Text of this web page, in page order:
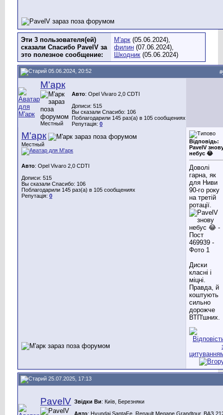
Эти 3 пользователя(ей)
сказали Спасибо PavelV за
это полезное сообщение:
М'арк (05.06.2024),
филин (07.06.2024),
Шкодник (05.06.2024)
05.06.2024, 20:52 #
М'арк
Местный
Авто: Opel Vivaro 2,0 CDTI
Дописи: 515
Вы сказали Спасибо: 106
Поблагодарили 145 раз(а) в 105 сообщениях
Репутація: 0
М'арк
Местный
Авто: Opel Vivaro 2,0 CDTI
Дописи: 515
Вы сказали Спасибо: 106
Поблагодарили 145 раз(а) в 105 сообщениях
Репутація: 0
Відповідь:
PavelV
небус 😂
Доволі
гарна, як
для Ниви
90-го року
на третій
ротації.
Диски
класні і
міцні.
Правда, й
коштують
сильно
дорожче
ВТП'шних.
25.07.2025, 17:13
PavelV Звідки Ви: Київ, Березняки
Авто: Hyundai SantaFe, Renault Megane Grandtour, ВАЗ